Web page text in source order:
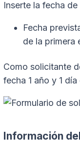
Inserte la fecha
Fecha
de la primera
Como solicitante
fecha 1 año y 1
Información